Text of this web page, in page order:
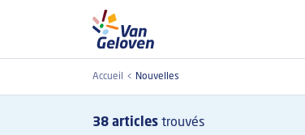
Aller au contenu principal
Accueil Nouvelles
38articlestrouvés